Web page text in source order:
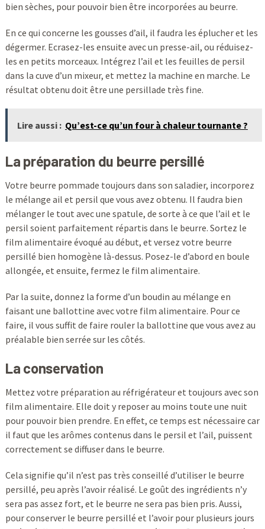
bien sèches, pour pouvoir bien être incorporées au beurre.
En ce qui concerne les gousses d’ail, il faudra les éplucher et les
dégermer. Ecrasez-les ensuite avec un presse-ail, ou réduisez-
les en petits morceaux. Intégrez l’ail et les feuilles de persil
dans la cuve d’un mixeur, et mettez la machine en marche. Le
résultat obtenu doit être une persillade très fine.
Lire aussi : Qu’est-ce qu’un four à chaleur tournante ?
La préparation du beurre persillé
Votre beurre pommade toujours dans son saladier, incorporez
le mélange ail et persil que vous avez obtenu. Il faudra bien
mélanger le tout avec une spatule, de sorte à ce que l’ail et le
persil soient parfaitement répartis dans le beurre. Sortez le
film alimentaire évoqué au début, et versez votre beurre
persillé bien homogène là-dessus. Posez-le d’abord en boule
allongée, et ensuite, fermez le film alimentaire.
Par la suite, donnez la forme d’un boudin au mélange en
faisant une ballottine avec votre film alimentaire. Pour ce
faire, il vous suffit de faire rouler la ballottine que vous avez au
préalable bien serrée sur les côtés.
La conservation
Mettez votre préparation au réfrigérateur et toujours avec son
film alimentaire. Elle doit y reposer au moins toute une nuit
pour pouvoir bien prendre. En effet, ce temps est nécessaire car
il faut que les arômes contenus dans le persil et l’ail, puissent
correctement se diffuser dans le beurre.
Cela signifie qu’il n’est pas très conseillé d’utiliser le beurre
persillé, peu après l’avoir réalisé. Le goût des ingrédients n’y
sera pas assez fort, et le beurre ne sera pas bien pris. Aussi,
pour conserver le beurre persillé et l’avoir pour plusieurs jours